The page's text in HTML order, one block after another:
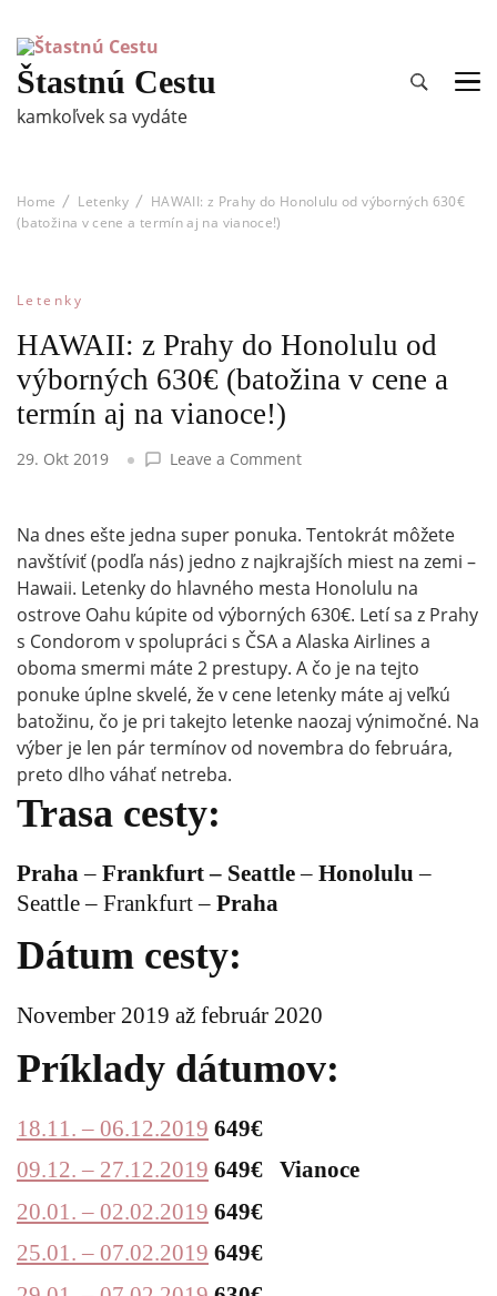
Štastnú Cestu
kamkoľvek sa vydáte
Home Letenky
HAWAII: z Prahy do Honolulu od výborných 630€
(batožina v cene a termín aj na vianoce!)
Letenky
HAWAII: z Prahy do Honolulu od
výborných 630€ (batožina v cene a
termín aj na vianoce!)
29. Okt 2019 Leave a Commenton
Prahy
do
Honolulu
od
výborných
630€
(batožina
v
cene
a
Na dnes ešte jedna super ponuka. Tentokrát môžete
navštíviť (podľa nás) jedno z najkrajších miest na zemi –
Hawaii. Letenky do hlavného mesta Honolulu na
ostrove Oahu kúpite od výborných 630€. Letí sa z Prahy
s Condorom v spolupráci s ČSA a Alaska Airlines a
oboma smermi máte 2 prestupy. A čo je na tejto
ponuke úplne skvelé, že v cene letenky máte aj veľkú
batožinu, čo je pri takejto letenke naozaj výnimočné. Na
výber je len pár termínov od novembra do februára,
preto dlho váhať netreba.
Trasa cesty:
Praha – Frankfurt – Seattle– Honolulu –
Seattle – Frankfurt – Praha
Dátum cesty:
November 2019 až február 2020
Príklady dátumov:
18.11. – 06.12.2019 649€
09.12. – 27.12.2019 649€ Vianoce
20.01. – 02.02.2019 649€
25.01. – 07.02.2019 649€